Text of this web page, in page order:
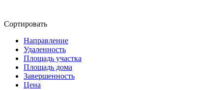
Сортировать
Направление
Удаленность
Площадь участка
Площадь дома
Завершенность
Цена